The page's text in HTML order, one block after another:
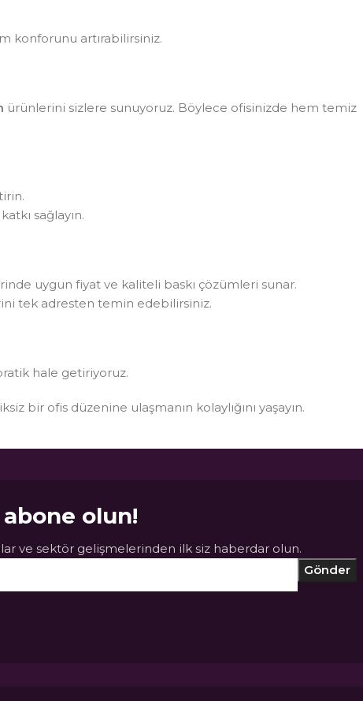
konforunu artırabilirsiniz.
ürünlerini sizlere sunuyoruz. Böylece ofisinizde hem temiz
sağlayın.
uygun fiyat ve kaliteli baskı çözümleri sunar.
tek adresten temin edebilirsiniz.
hale getiriyoruz.
bir ofis düzenine ulaşmanın kolaylığını yaşayın.
olun!
ve sektör gelişmelerinden ilk siz haberdar olun.